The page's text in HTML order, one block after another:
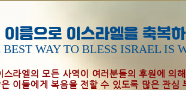
이름으로 이스라엘을 축복
BEST WAY TO BLESS ISRAEL IS
스라엘의 모든 사역이 여러분들의 후원에 의
이들에게 복음을 전할 수 있도록 많은 관심